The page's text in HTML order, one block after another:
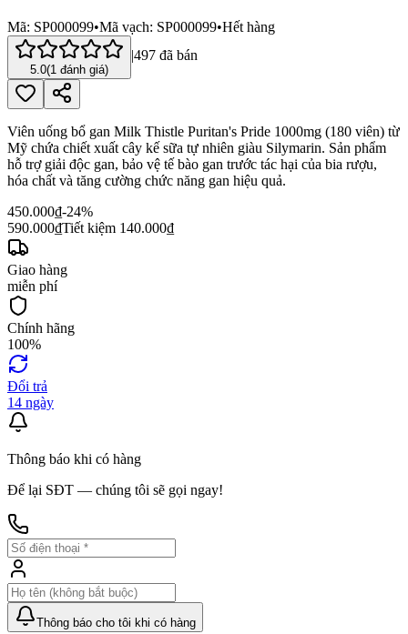
Mã: SP000099•Mã vạch: SP000099•Hết hàng
5.0(1 đánh giá)
|497 đã bán
Viên uống bổ gan Milk Thistle Puritan's Pride 1000mg (180 viên) từ
Mỹ chứa chiết xuất cây kế sữa tự nhiên giàu Silymarin. Sản phẩm
hỗ trợ giải độc gan, bảo vệ tế bào gan trước tác hại của bia rượu,
hóa chất và tăng cường chức năng gan hiệu quả.
450.000₫-24%
590.000₫Tiết kiệm 140.000₫
Giao hàng
miễn phí
Chính hãng
100%
Đổi trả
14 ngày
Thông báo khi có hàng
Để lại SĐT — chúng tôi sẽ gọi ngay!
Thông báo cho tôi khi có hàng